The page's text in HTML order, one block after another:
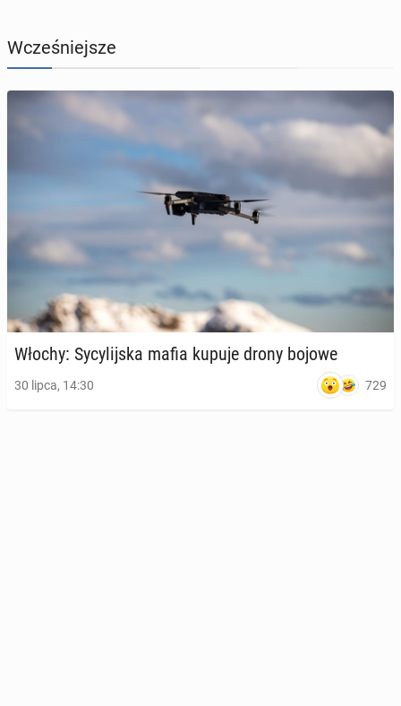
Wcześniejsze
Włochy: Sy­cy­lij­ska mafia kupuje drony bojowe
30 lipca, 14:30 729